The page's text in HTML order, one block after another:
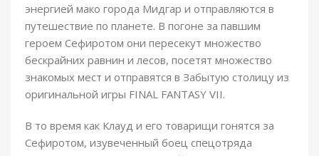
энергией мако города Мидгар и отправляются в
путешествие по планете. В погоне за павшим
героем Сефиротом они пересекут множество
бескрайних равнин и лесов, посетят множество
знакомых мест и отправятся в Забытую столицу из
оригинальной игры FINAL FANTASY VII.
В то время как Клауд и его товарищи гонятся за
Сефиротом, изувеченный боец спецотряда